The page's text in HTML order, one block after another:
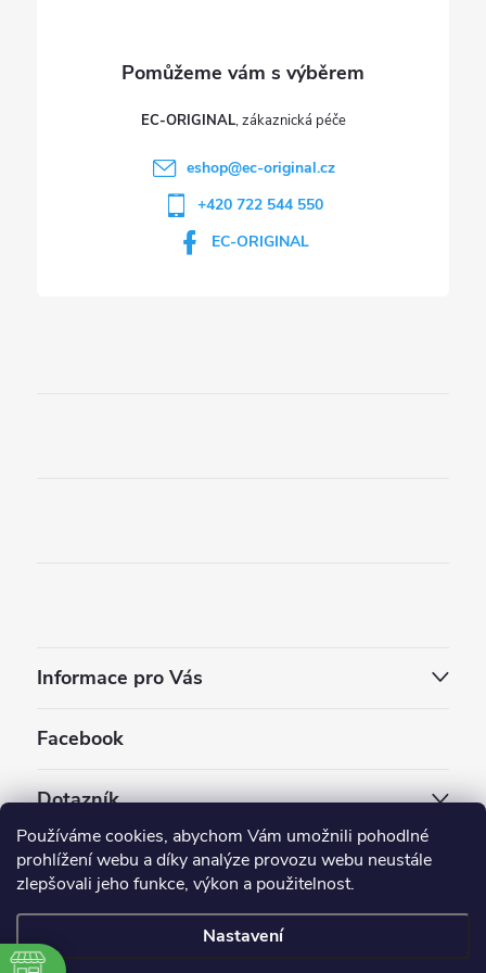
Používáme cookies, abychom Vám umožnili pohodlné
prohlížení webu a díky analýze provozu webu neustále
zlepšovali jeho funkce, výkon a použitelnost.
Nastavení
EC-ORIGINAL
eshop@ec-original.cz
+420 722 544 550
EC-ORIGINAL
Informace pro Vás
Facebook
Dotazník
Jaký styl vapování vám vyhovuje ?
Copyright 2026